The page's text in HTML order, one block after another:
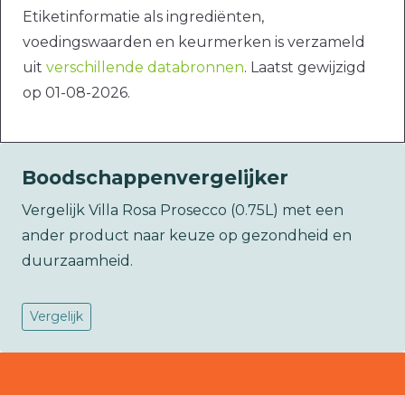
Etiketinformatie als ingrediënten,
voedingswaarden en keurmerken is verzameld
uit verschillende databronnen. Laatst gewijzigd
op 01-08-2026.
Boodschappenvergelijker
Vergelijk Villa Rosa Prosecco (0.75L) met een
ander product naar keuze op gezondheid en
duurzaamheid.
Vergelijk